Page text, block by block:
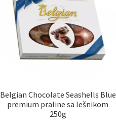
Belgian Chocolate Seashells Blue
premium praline sa lešnikom
250g